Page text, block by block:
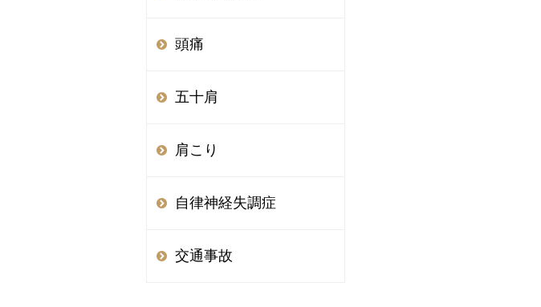
頭痛
五十肩
肩こり
自律神経失調症
交通事故